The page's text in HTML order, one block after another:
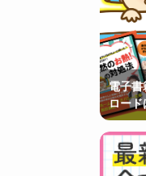
電子書
ロード